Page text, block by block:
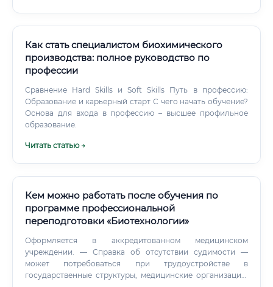
Как стать специалистом биохимического
производства: полное руководство по
профессии
Сравнение Hard Skills и Soft Skills Путь в профессию:
Образование и карьерный старт С чего начать обучение?
Основа для входа в профессию – высшее профильное
образование.
Читать статью →
Кем можно работать после обучения по
программе профессиональной
переподготовки «Биотехнологии»
Оформляется в аккредитованном медицинском
учреждении. — Справка об отсутствии судимости —
может потребоваться при трудоустройстве в
государственные структуры, медицинские организации,